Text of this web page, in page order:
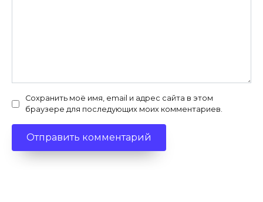
Сохранить моё имя, email и адрес сайта в этом
браузере для последующих моих комментариев.